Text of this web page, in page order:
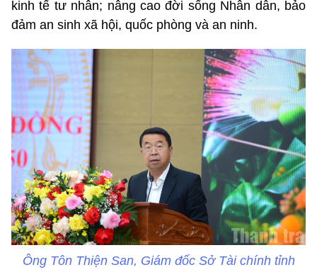
kinh tế tư nhân; nâng cao đời sống Nhân dân, bảo
đảm an sinh xã hội, quốc phòng và an ninh.
Ông Tôn Thiện San, Giám đốc Sở Tài chính tỉnh